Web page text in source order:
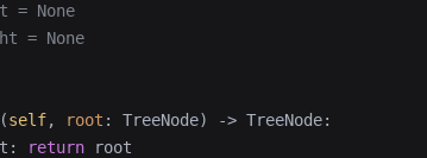
None
None
(self, root : TreeNode) -> TreeNode:
return root